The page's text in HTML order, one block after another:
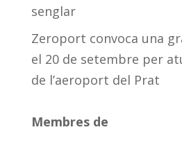
senglar
Zeroport convoca una
el 20 de setembre per
de l’aeroport del Prat
Membres de